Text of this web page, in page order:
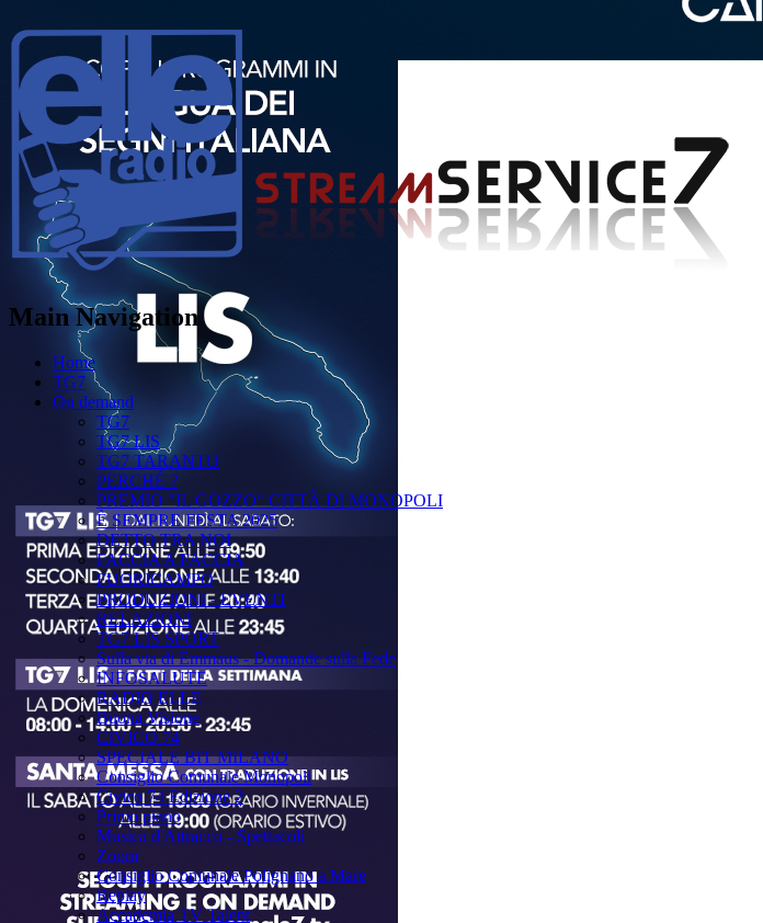
Main Navigation
Home
TG7
On demand
TG7
TG7 LIS
TG7 TARANTO
PERCHÉ ?
PREMIO "IL GOZZO" CITTÀ DI MONOPOLI
È SEMPRE FESTA 2025
DETTO TRA NOI
FACCIA A FACCIA
FUORICAMPO
PRODUZIONI - EVENTI
RELAZIONI
TG7 LIS SPORT
Sulla via di Emmaus - Domande sulla Fede
INFOSALUTE
RADIO ELLE
Buona Visione
CIVICO 74
SPECIALE BIT MILANO
Consiglio Comunale Monopoli
Civico 74 Edizione 2
Primo piano
Musica d'Attracco - Spettacoli
Zoom
Consiglio Comunale Polignano a Mare
Replay
Accademia TV Talent